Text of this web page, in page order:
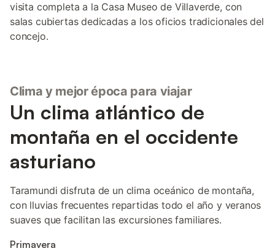
visita completa a la Casa Museo de Villaverde, con
salas cubiertas dedicadas a los oficios tradicionales del
concejo.
Clima y mejor época para viajar
Un clima atlántico de
montaña en el occidente
asturiano
Taramundi disfruta de un clima oceánico de montaña,
con lluvias frecuentes repartidas todo el año y veranos
suaves que facilitan las excursiones familiares.
Primavera